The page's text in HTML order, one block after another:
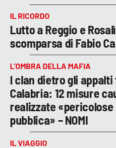
IL RICORDO
Lutto a Reggio e
scomparsa di Fabio
L’OMBRA DELLA MAFIA
I clan dietro gli appalti
Calabria: 12 misure
realizzate
pubblica» – NOMI
IL VIAGGIO